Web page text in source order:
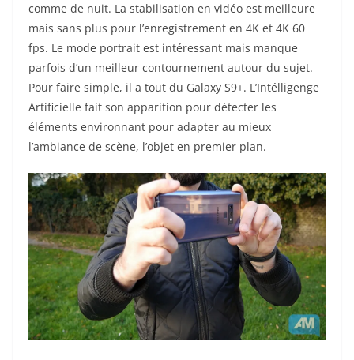
comme de nuit. La stabilisation en vidéo est meilleure
mais sans plus pour l’enregistrement en 4K et 4K 60
fps. Le mode portrait est intéressant mais manque
parfois d’un meilleur contournement autour du sujet.
Pour faire simple, il a tout du Galaxy S9+. L’Intélligenge
Artificielle fait son apparition pour détecter les
éléments environnant pour adapter au mieux
l’ambiance de scène, l’objet en premier plan.